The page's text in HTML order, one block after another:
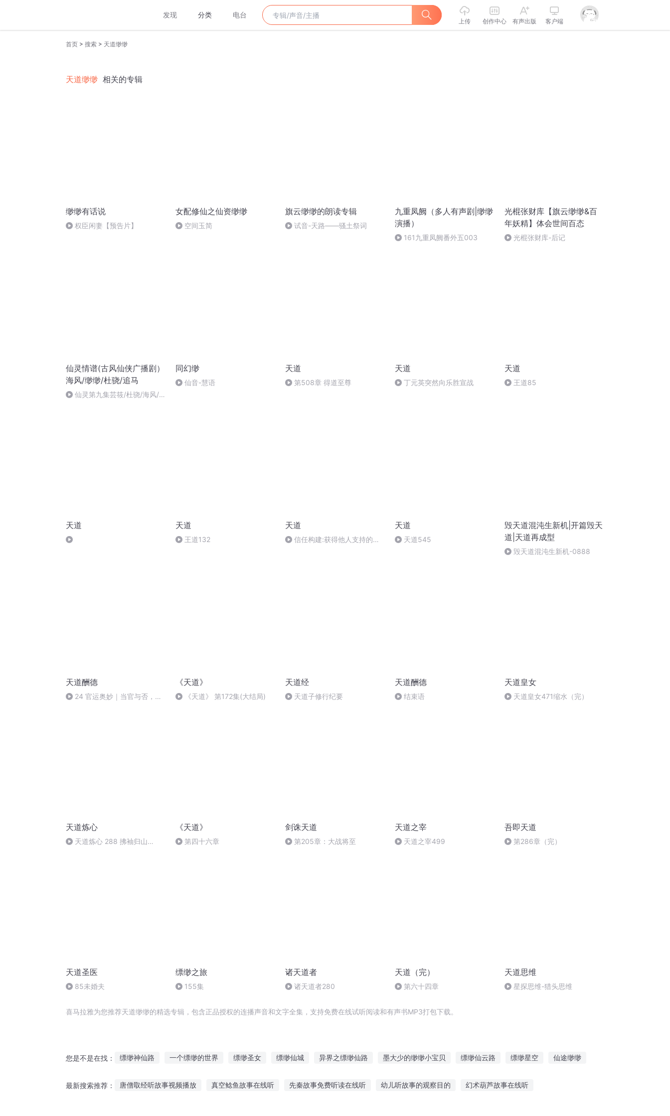
发现 分类 电台
上传 创作中心 有声出版 客户端
首页 > 搜索 > 天道缈缈
天道缈缈 相关的专辑
缈缈有话说
权臣闲妻【预告片】
女配修仙之仙资缈缈
空间玉简
旗云缈缈的朗读专辑
试音-天路——骚土祭词
九重凤阙（多人有声剧|缈缈
演播）
161九重凤阙番外五003
光棍张财库【旗云缈缈&百
年妖精】体会世间百态
光棍张财库-后记
仙灵情谱(古风仙侠广播剧）
海风/缈缈/杜骁/追马
仙灵第九集芸筱/杜骁/海风/
同幻缈
仙音-慧语
天道
第508章 得道至尊
天道
丁元英突然向乐胜宣战
天道
王道85
天道 天道
王道132
天道
信任构建:获得他人支持的秘
天道
天道545
毁天道混沌生新机|开篇毁天
道|天道再成型
毁天道混沌生新机-0888
天道酬德
24 官运奥妙｜当官与否，都
《天道》
《天道》 第172集(大结局)
天道经
天道子修行纪要
天道酬德
结束语
天道皇女
天道皇女471缩水（完）
天道炼心
天道炼心 288 拂袖归山
《天道》
第四十六章
剑诛天道
第205章：大战将至
天道之宰
天道之宰499
吾即天道
第286章（完）
天道圣医
85未婚夫
缥缈之旅
155集
诸天道者
诸天道者280
天道（完）
第六十四章
天道思维
星探思维-猎头思维
喜马拉雅为您推荐天道缈缈的精选专辑，包含正品授权的连播声音和文字全集，支持免费在线试听阅读和有声书MP3打包下载。
您是不是在找： 缥缈神仙路 一个缥缈的世界 缥缈圣女 缥缈仙城 异界之缥缈仙路 墨大少的缈缈小宝贝 缥缈仙云路 缥缈星空 仙途缈缈
最新搜索推荐： 唐僧取经听故事视频播放 真空鲶鱼故事在线听 先秦故事免费听读在线听 幼儿听故事的观察目的 幻术葫芦故事在线听